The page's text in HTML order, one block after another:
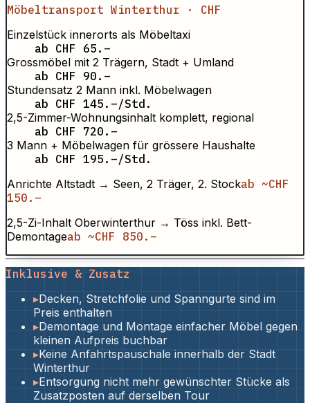
Möbeltransport Winterthur · CHF
Einzelstück innerorts als Möbeltaxi
ab CHF 65.–
Grossmöbel mit 2 Trägern, Stadt + Umland
ab CHF 90.–
Stundensatz 2 Mann inkl. Möbelwagen
ab CHF 145.–/Std.
2,5-Zimmer-Wohnungsinhalt komplett, regional
ab CHF 720.–
3 Mann + Möbelwagen für grössere Haushalte
ab CHF 195.–/Std.
Anrichte Altstadt → Seen, 2 Träger, 2. Stockab ~CHF
150.–
2,5-Zi-Inhalt Oberwinterthur → Töss inkl. Bett-
Demontageab ~CHF 850.–
Inklusive & Zusatz
▸Decken, Stretchfolie und Spanngurte sind im
Preis enthalten
▸Demontage und Montage einfacher Möbel gegen
kleinen Aufpreis buchbar
▸Keine Anfahrtspauschale innerhalb der Stadt
Winterthur
▸Entsorgung nicht mehr gewünschter Stücke als
Zusatzposten auf derselben Tour